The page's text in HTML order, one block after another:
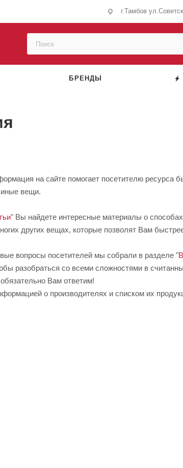
г.Тамбов
БРЕНДЫ
на сайте помогает посетителю ресурса
вещи.
" Вы найдете интересные материалы о
других вещах, которые позволят Вам
вопросы посетителей мы собрали в разделе "
разобраться со всеми сложностями в
Вам ответим!
о производителях и списком их